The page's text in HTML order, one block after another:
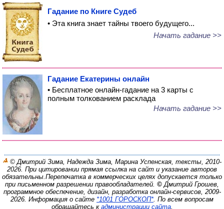
Гадание по Книге Судеб
• Эта книга знает тайны твоего будущего...
Начать гадание >>
Гадание Екатерины онлайн
• Бесплатное онлайн-гадание на 3 карты с
полным толкованием расклада
Начать гадание >>
© Дмитрий Зима, Надежда Зима, Марина Успенская, тексты, 2010-
2026. При цитировании прямая ссылка на сайт и указание авторов
обязательны.Перепечатка в коммерческих целях допускается только
при письменном разрешении правообладателей. © Дмитрий Грошев,
программное обеспечение, дизайн, разработка онлайн-сервисов, 2009-
2026. Информация о сайте *1001 ГОРОСКОП*. По всем вопросам
обращайтесь к администрации сайта.